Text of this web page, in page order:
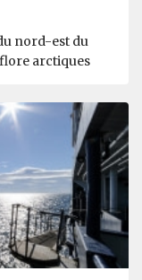
nord-est du
arctiques